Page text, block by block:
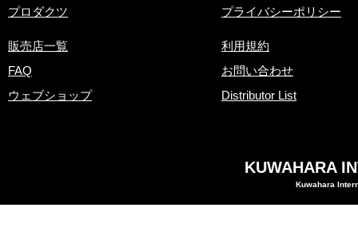
​プロダクツ
販売店一覧
FAQ
ウェブショップ
プライバシーポリシー
利用規約
お問い合わせ
Distributor List
Kuwahara
KUWAHARA